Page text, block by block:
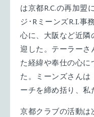
は京都R.C.の再加盟
ジ･RミーンズR.I.事
心に、大阪など近隣
迎した。テーラーさ
た経緯や奉仕の心に
た。ミーンズさん
ーチを締め括り、私
京都クラブの活動は